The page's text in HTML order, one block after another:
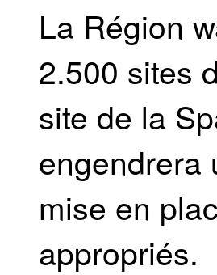
La Région
2.500 sites
site de la
engendrera
mise en
appropriés.